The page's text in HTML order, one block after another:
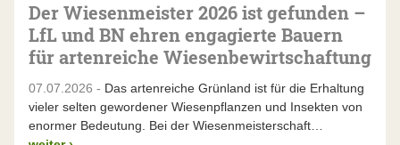
Der Wiesenmeister 2026 ist gefunden –
LfL und BN ehren engagierte Bauern
für artenreiche Wiesenbewirtschaftung
07.07.2026 - Das artenreiche Grünland ist für die Erhaltung
vieler selten gewordener Wiesenpflanzen und Insekten von
enormer Bedeutung. Bei der Wiesenmeisterschaft…